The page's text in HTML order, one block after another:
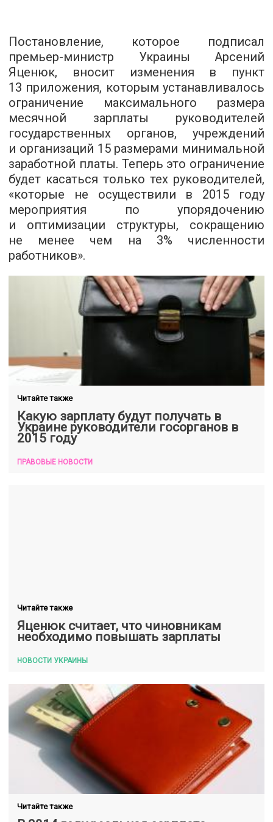
Постановление, которое подписал
премьер-министр Украины Арсений
Яценюк, вносит изменения в пункт
13 приложения, которым устанавливалось
ограничение максимального размера
месячной зарплаты руководителей
государственных органов, учреждений
и организаций 15 размерами минимальной
заработной платы. Теперь это ограничение
будет касаться только тех руководителей,
«которые не осуществили в 2015 году
мероприятия по упорядочению
и оптимизации структуры, сокращению
не менее чем на 3% численности
работников».
Читайте также
Какую зарплату будут получать в
Украине руководители госорганов в
2015 году
ПРАВОВЫЕ НОВОСТИ
Читайте также
Яценюк считает, что чиновникам
необходимо повышать зарплаты
НОВОСТИ УКРАИНЫ
Читайте также